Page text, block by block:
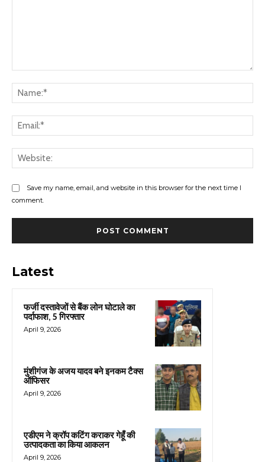
Save my name, email, and website in this browser for the next time I
comment.
Latest
फर्जी दस्तावेजों से बैंक लोन घोटाले का
पर्दाफाश, 5 गिरफ्तार
April 9, 2026
मुंशीगंज के अजय यादव बने इनकम टैक्स
ऑफिसर
April 9, 2026
एडीएम ने क्रॉप कटिंग कराकर गेहूँ की
उत्पादकता का किया आकलन
April 9, 2026